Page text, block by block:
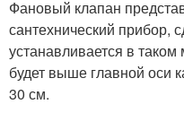
Фановый клапан
сантехнический прибор,
устанавливается в
будет выше главной оси
30 см.